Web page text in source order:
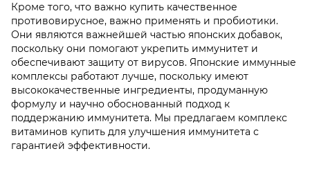
Кроме того, что важно купить качественное
противовирусное, важно применять и пробиотики.
Они являются важнейшей частью японских добавок,
поскольку они помогают укрепить иммунитет и
обеспечивают защиту от вирусов. Японские иммунные
комплексы работают лучше, поскольку имеют
высококачественные ингредиенты, продуманную
формулу и научно обоснованный подход к
поддержанию иммунитета. Мы предлагаем комплекс
витаминов купить для улучшения иммунитета с
гарантией эффективности.